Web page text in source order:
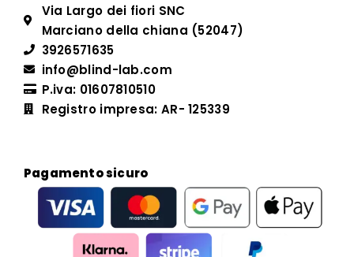
Via Largo dei fiori SNC
Marciano della chiana (52047)
3926571635
info@blind-lab.com
P.iva: 01607810510
Registro impresa: AR- 125339
Pagamento sicuro